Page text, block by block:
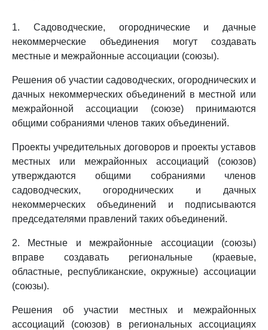
1. Садоводческие, огороднические и дачные
некоммерческие объединения могут создавать
местные и межрайонные ассоциации (союзы).
Решения об участии садоводческих, огороднических и
дачных некоммерческих объединений в местной или
межрайонной ассоциации (союзе) принимаются
общими собраниями членов таких объединений.
Проекты учредительных договоров и проекты уставов
местных или межрайонных ассоциаций (союзов)
утверждаются общими собраниями членов
садоводческих, огороднических и дачных
некоммерческих объединений и подписываются
председателями правлений таких объединений.
2. Местные и межрайонные ассоциации (союзы)
вправе создавать региональные (краевые,
областные, республиканские, окружные) ассоциации
(союзы).
Решения об участии местных и межрайонных
ассоциаций (союзов) в региональных ассоциациях